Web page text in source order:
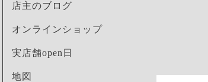
店主のブログ
オンラインショップ
実店舗open日
地図